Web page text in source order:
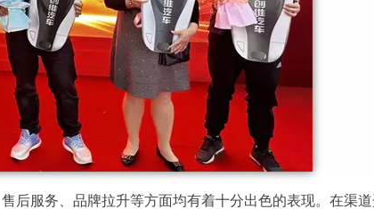
后服务、品牌拉升等方面均有着十分出色的表现。在渠